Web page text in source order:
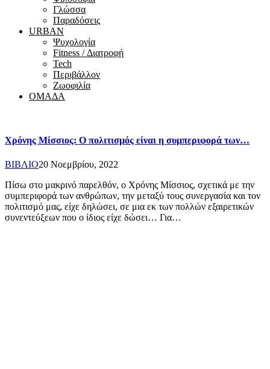
Γλώσσα
Παραδόσεις
URBAN
Ψυχολογία
Fitness / Διατροφή
Tech
Περιβάλλον
Ζωοφιλία
ΟΜΑΔΑ
Χρόνης Μίσσιος: Ο πολιτισμός είναι η συμπεριφορά των…
ΒΙΒΛΙΟ20 Νοεμβρίου, 2022
Πίσω στο μακρινό παρελθόν, ο Χρόνης Μίσσιος, σχετικά με την
συμπεριφορά των ανθρώπων, την μεταξύ τους συνεργασία και τον
πολιτισμό μας, είχε δηλώσει, σε μια εκ των πολλών εξαιρετικών
συνεντεύξεων που ο ίδιος είχε δώσει… Για…